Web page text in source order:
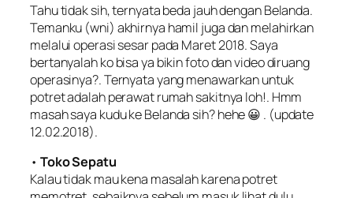
Tahu tidak sih, ternyata beda jauh dengan Belanda.
Temanku (wni) akhirnya hamil juga dan melahirkan
melalui operasi sesar pada Maret 2018. Saya
bertanyalah ko bisa ya bikin foto dan video diruang
operasinya?. Ternyata yang menawarkan untuk
potret adalah perawat rumah sakitnya loh!. Hmm
masah saya kudu ke Belanda sih? hehe 😀 . (update
12.02.2018).
• Toko Sepatu
Kalau tidak mau kena masalah karena potret